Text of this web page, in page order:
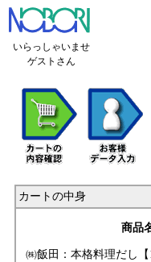
いらっしゃいませ
ゲストさん
カートの中身
商品
㈱飯田：本格料理だし【